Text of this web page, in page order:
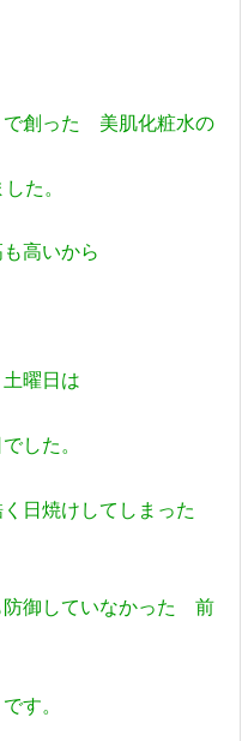
創った 美肌化粧水の
た。
高いから
曜日は
した。
日焼けしてしまった
御していなかった 前
す。